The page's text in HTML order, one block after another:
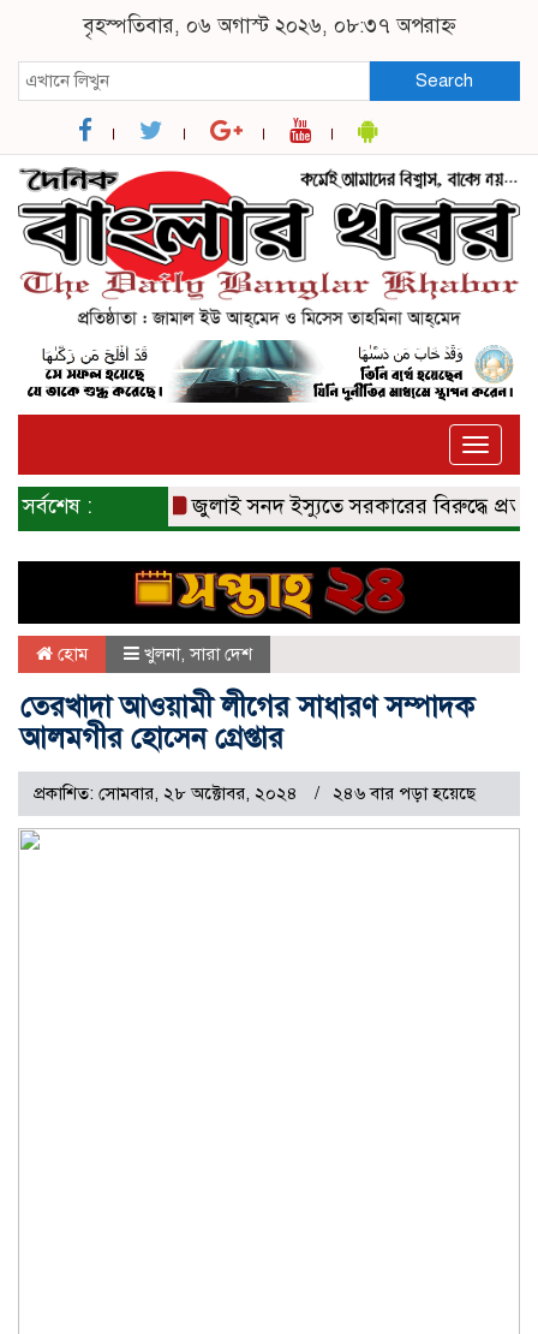
বৃহস্পতিবার, ০৬ অগাস্ট ২০২৬, ০৮:৩৭ অপরাহ্ন
Search
Toggle
সর্বশেষ : জুলাই সনদ ইস্যুতে সরকারের বিরুদ্ধে
হোম খুলনা,সারা দেশ
তেরখাদা আওয়ামী লীগের সাধারণ সম্পাদক
আলমগীর হোসেন গ্রেপ্তার
প্রকাশিত: সোমবার, ২৮ অক্টোবর, ২০২৪ ২৪৬ বার পড়া হয়েছে